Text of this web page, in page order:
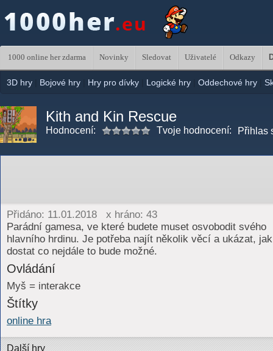
1000 online her zdarma Novinky Sledovat Uživatelé Odkazy
3D hry Bojové hry Hry pro dívky Logické hry Oddechové hry
Kith and Kin Rescue
Hodnocení: Tvoje hodnocení: Přihlas
Přidáno: 11.01.2018 x hráno: 43
Parádní gamesa, ve které budete muset osvobodit svého
hlavního hrdinu. Je potřeba najít několik věcí a ukázat,
dostat co nejdále to bude možné.
Ovládání
Myš = interakce
Štítky
online hra
Další hry